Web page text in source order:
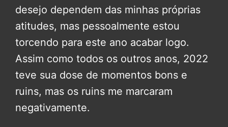
desejo dependem das minhas próprias
atitudes, mas pessoalmente estou
torcendo para este ano acabar logo.
Assim como todos os outros anos, 2022
teve sua dose de momentos bons e
ruins, mas os ruins me marcaram
negativamente.